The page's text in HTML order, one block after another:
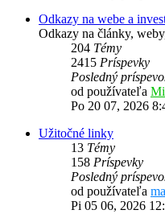
Odkazy na webe a
Odkazy na články,
204 Témy
2415 Príspevky
Posledný
od používateľa
Po 20 07, 2026
Užitočné linky
13 Témy
158 Príspevky
Posledný
od používateľa
Pi 05 06, 2026